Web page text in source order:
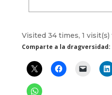
Visited 34 times, 1 visit(s)
Comparte a la dragversidad: